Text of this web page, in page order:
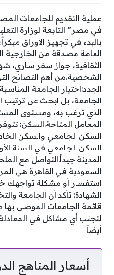
عملية التقديم للجامعات
في مصر” التابعة لوزارة
بالبدء في تجهيز الأوراق
العامة مصدقة من الخارجية
الثقافية، جواز سفر ساري،
الشخصية.من أهم النصائح
الجدد:اختيار الجامعة
الجامعة، بل ابحث عن
الذي ترغب به، ومستوى
المعامل المتاحة.السكن:
السكن الجامعي والسكن
السكن الجامعي في السنة
المدينة جيداً.التواصل مع
السعودية في القاهرة هي
استفسار أو مشكلة تواجهك
الشهادة: تأكد أن الجامعة
قائمة الجامعات الموصى بها
لتجنب أي مشاكل في
أيضاً
أسعار المناهج